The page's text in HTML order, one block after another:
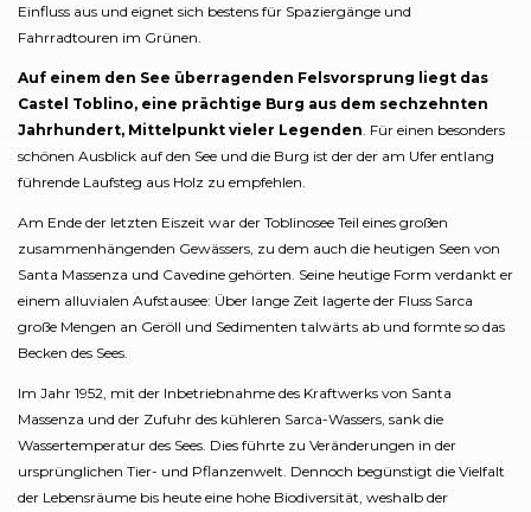
Einfluss aus und eignet sich bestens für Spaziergänge und
Fahrradtouren im Grünen.
Auf einem den See überragenden Felsvorsprung liegt das
Castel Toblino, eine prächtige Burg aus dem sechzehnten
Jahrhundert, Mittelpunkt vieler Legenden . Für einen besonders
schönen Ausblick auf den See und die Burg ist der der am Ufer entlang
führende Laufsteg aus Holz zu empfehlen.
Am Ende der letzten Eiszeit war der Toblinosee Teil eines großen
zusammenhängenden Gewässers, zu dem auch die heutigen Seen von
Santa Massenza und Cavedine gehörten. Seine heutige Form verdankt er
einem alluvialen Aufstausee: Über lange Zeit lagerte der Fluss Sarca
große Mengen an Geröll und Sedimenten talwärts ab und formte so das
Becken des Sees.
Im Jahr 1952, mit der Inbetriebnahme des Kraftwerks von Santa
Massenza und der Zufuhr des kühleren Sarca-Wassers, sank die
Wassertemperatur des Sees. Dies führte zu Veränderungen in der
ursprünglichen Tier- und Pflanzenwelt. Dennoch begünstigt die Vielfalt
der Lebensräume bis heute eine hohe Biodiversität, weshalb der